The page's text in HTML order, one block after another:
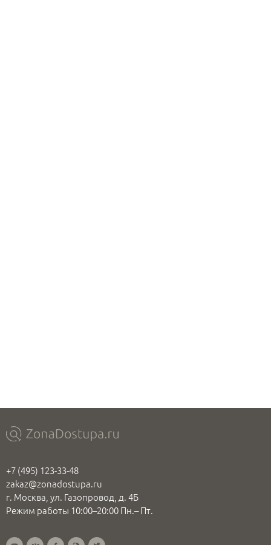
+7 (495) 123-33-48
zakaz@zonadostupa.ru
г. Москва, ул. Газопровод, д. 4Б
Режим работы 10:00–20:00 Пн.– Пт.